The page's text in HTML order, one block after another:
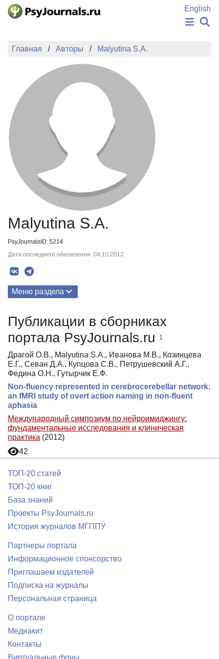
Перейти к основному содержанию
English
НОВОСТИ
АВТОРЫ
ПОДАТЬ РУКОПИСЬ
БАЗА ЗНАНИЙ
КЛЮЧЕВЫЕ СЛОВА
Регистрация
Главная Авторы Malyutina S.A.
Malyutina S.A.
PsyJournalsID: 5214
Дата последнего обновления: 04.10.2012
Меню раздела
Публикации в сборниках
портала PsyJournals.ru
1
Драгой О.В., Malyutina S.A., Иванова М.В., Козинцева
Е.Г., Севан Д.А., Купцова С.В., Петрушевский А.Г.,
Федина О.Н., Гутырчик Е.Ф.
Non-fluency represented in cerebrocerebellar network:
an fMRI study of overt action naming in non-fluent
aphasia
Международный симпозиум по нейроимиджингу:
фундаментальные исследования и клиническая
практика (2012)
42
ТОП-20 статей
ТОП-20 книг
База знаний
Проекты PsyJournals.ru
История журналов МГППУ
Партнеры портала
Информационное спонсорство
Приглашаем издателей
Подписка на журналы
Персональная страница
О портале
Медиакит
Контакты
Виртуальные фоны